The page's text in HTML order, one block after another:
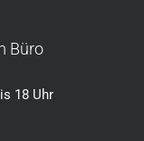
Büro
18 Uhr